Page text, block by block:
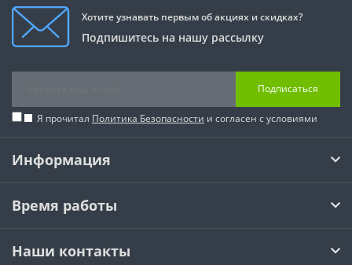
Хотите узнавать первым об акциях и скидках?
Подпишитесь на нашу рассылку
Подписаться
Я прочитал Политика Безопасности и согласен с условиями
Информация
Время работы
Наши контакты